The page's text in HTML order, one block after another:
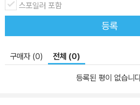
스포일러 포함
등록
구매자 (0) 전체 (0)
등록된 평이 없습니